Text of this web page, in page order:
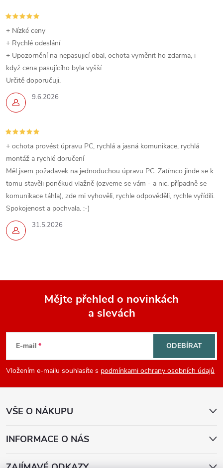
9.6.2026
+ Nízké ceny
+ Rychlé odeslání
+ Upozornění na nepasujicí obal, ochota vyměnit ho zdarma, i
když cena pasujícího byla vyšší
Určitě doporučuji.
31.5.2026
+ ochota provést úpravu PC, rychlá a jasná komunikace, rychlá
montáž a rychlé doručení
Měl jsem požadavek na jednoduchou úpravu PC. Zatímco jinde se k
tomu stavěli poněkud vlažně (ozveme se vám - a nic, případně se
komunikace táhla), zde mi vyhověli, rychle odpověděli, rychle vyřídili.
Spokojenost a pochvala. :-)
p
a
Mějte přehled o novinkách
a slevách
E-mail
Vložením e-mailu souhlasíte s podmínkami ochrany osobních údajů
ODEBÍRAT
VŠE O NÁKUPU
INFORMACE O NÁS